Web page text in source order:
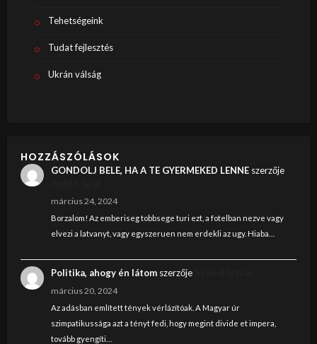
Tehetségeink
Tudat fejlesztés
Ukrán válság
HOZZÁSZÓLÁSOK
GONDOLJ BELE, HA A TE GYERMEKED LENNEszerzője
március 24, 2024
Borzalom! Az emberiseg tobbsege turi ezt, a fotelban nezve vagy
elvezi a latvanyt, vagy egyszeruen nem erdekli az ugy. Hiaba…
Politika, ahogy én látomszerzője
március 20, 2024
Az adásban említett tények vérlázítóak. A Magyar úr
szimpatikussága azt a tényt fedi, hogy megint divide et impera,
tovább gyengíti…